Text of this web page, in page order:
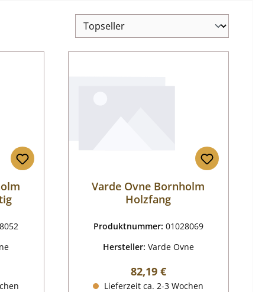
Varde Ovne Bornholm
Holzfang
Produktnummer: 01028069
Hersteller: Varde Ovne
Regulärer Preis:
82,19 €
Lieferzeit ca. 2-3 Wochen